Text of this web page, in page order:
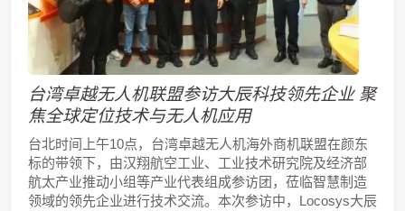
台湾卓越无人机联盟参访大辰科技领先企业 聚
焦全球定位技术与无人机应用
台北时间上午10点，台湾卓越无人机海外商机联盟在颜东
标的带领下，由汉翔航空工业、工业技术研究院及经济部
航太产业推动小组等产业代表组成参访团，莅临智慧制造
领域的领先企业进行技术交流。本次参访中，Locosys大辰